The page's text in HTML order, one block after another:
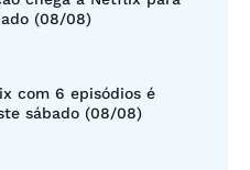
(08/08)
com 6 episódios é
sábado (08/08)